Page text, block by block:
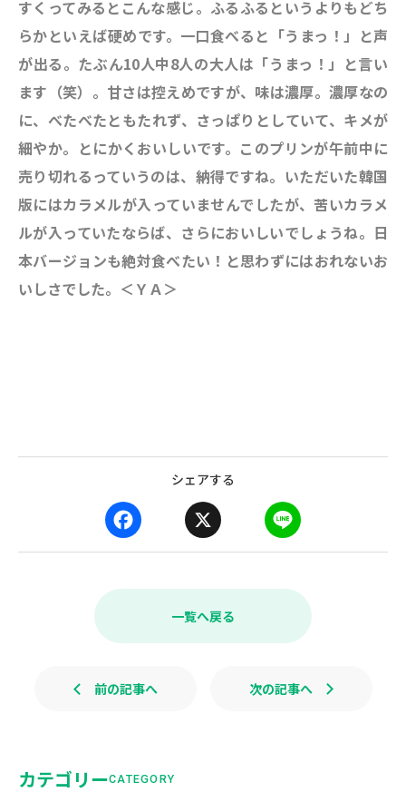
すくってみるとこんな感じ。ふるふるというよりもどち
らかといえば硬めです。一口食べると「うまっ！」と声
が出る。たぶん10人中8人の大人は「うまっ！」と言い
ます（笑）。甘さは控えめですが、味は濃厚。濃厚なの
に、べたべたともたれず、さっぱりとしていて、キメが
細やか。 とにかくおいしいです。 このプリンが午前中に
売り切れるっていうのは、納得ですね。いただいた韓国
版にはカラメルが入っていませんでしたが、苦いカラメ
ルが入っていたならば、さらにおいしいでしょうね。日
本バージョンも絶対食べたい！と思わずにはおれないお
いしさでした。＜ＹＡ＞
シェアする
a
e
k
i
e
一覧へ戻る
前の記事へ 次の記事へ
カテゴリーCATEGORY